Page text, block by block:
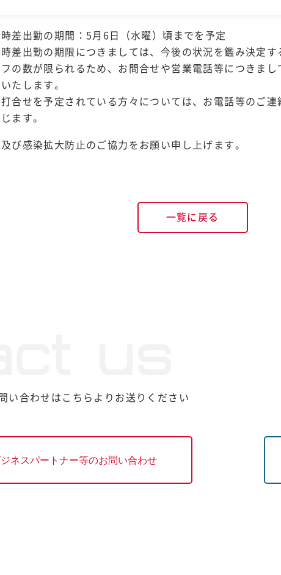
差出勤の期間：5月6日（水曜）頃までを予定
差出勤の期限につきましては、今後の状況を鑑み決定
の数が限られるため、お問合せや営業電話等につきま
たします。
合せを予定されている方々については、お電話等のご
ます。
び感染拡大防止のご協力をお願い申し上げます。
一覧に戻る
us
合わせはこちらよりお送りください
ネスパートナー等のお問い合わせ